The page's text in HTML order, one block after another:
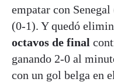
empatar con
(0-1). Y quedó
octavos de final
ganando 2-0 al
con un gol belga en